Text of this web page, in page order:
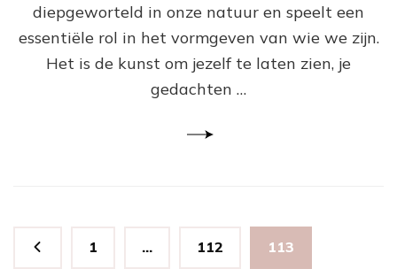
diepgeworteld in onze natuur en speelt een
essentiële rol in het vormgeven van wie we zijn.
Het is de kunst om jezelf te laten zien, je
gedachten …
BerichtenPagina
1 … Pagina
112 Pagina
113